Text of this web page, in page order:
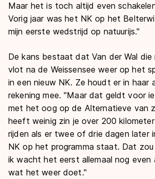
Maar het is toch altijd even
Vorig jaar was het NK op het
mijn eerste wedstrijd op natuurijs."
De kans bestaat dat Van der Wal
vlot na de Weissensee weer op het
in een nieuw NK. Ze houdt er in haar
rekening mee. "Maar dat geldt voor
met het oog op de Alternatieve van
heeft weinig zin je over 200
rijden als er twee of drie dagen later
NK op het programma staat. Dat
ik wacht het eerst allemaal nog even
wat het weer doet."